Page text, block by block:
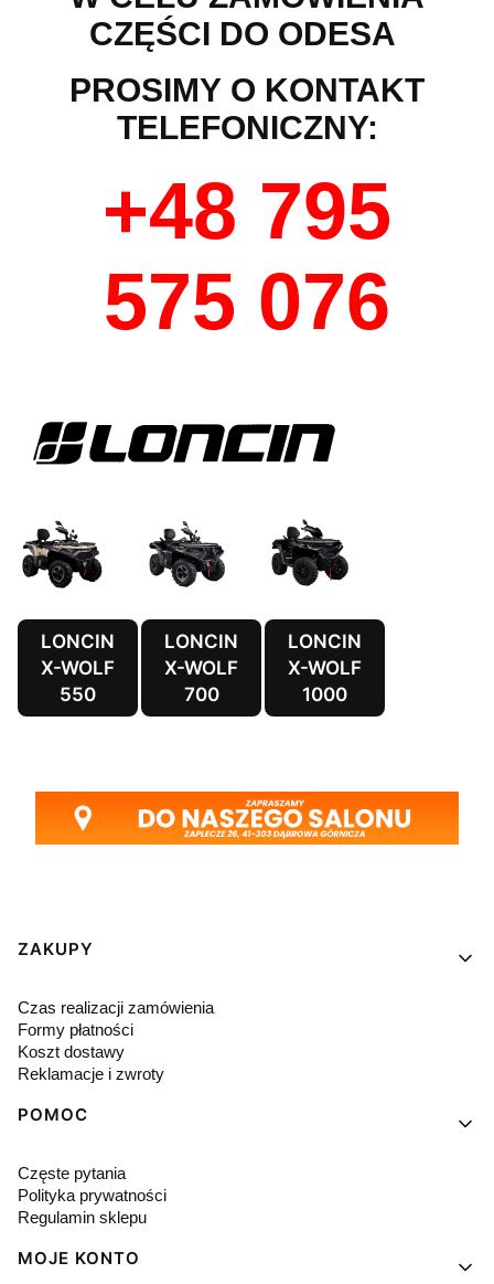
CZĘŚCI DO ODESA
PROSIMY O KONTAKT
TELEFONICZNY:
+48 795
575 076
LONCIN
X-WOLF
550
LONCIN
X-WOLF
700
LONCIN
X-WOLF
1000
Linki w stopce
ZAKUPY
Czas realizacji zamówienia
Formy płatności
Koszt dostawy
Reklamacje i zwroty
POMOC
Częste pytania
Polityka prywatności
Regulamin sklepu
MOJE KONTO